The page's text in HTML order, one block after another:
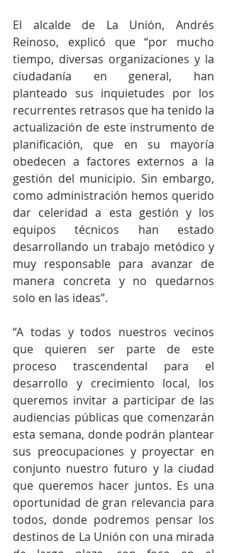
El alcalde de La Unión, Andrés
Reinoso, explicó que “por mucho
tiempo, diversas organizaciones y la
ciudadanía en general, han
planteado sus inquietudes por los
recurrentes retrasos que ha tenido la
actualización de este instrumento de
planificación, que en su mayoría
obedecen a factores externos a la
gestión del municipio. Sin embargo,
como administración hemos querido
dar celeridad a esta gestión y los
equipos técnicos han estado
desarrollando un trabajo metódico y
muy responsable para avanzar de
manera concreta y no quedarnos
solo en las ideas”.
“A todas y todos nuestros vecinos
que quieren ser parte de este
proceso trascendental para el
desarrollo y crecimiento local, los
queremos invitar a participar de las
audiencias públicas que comenzarán
esta semana, donde podrán plantear
sus preocupaciones y proyectar en
conjunto nuestro futuro y la ciudad
que queremos hacer juntos. Es una
oportunidad de gran relevancia para
todos, donde podremos pensar los
destinos de La Unión con una mirada